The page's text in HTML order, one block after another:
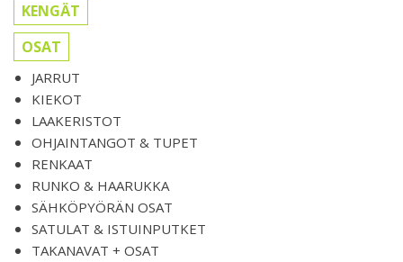
KENGÄT
OSAT
JARRUT
KIEKOT
LAAKERISTOT
OHJAINTANGOT & TUPET
RENKAAT
RUNKO & HAARUKKA
SÄHKÖPYÖRÄN OSAT
SATULAT & ISTUINPUTKET
TAKANAVAT + OSAT